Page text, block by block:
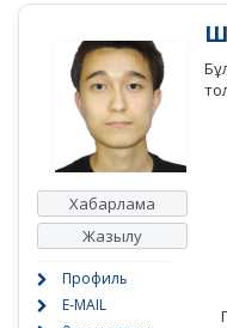
Хабарлама
Жазылу
Профиль
E-MAIL